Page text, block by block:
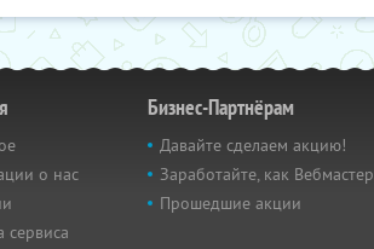
о нас
сервиса
Бизнес-Партнёрам
Давайте сделаем акцию!
Заработайте, как Вебмастер
Прошедшие акции